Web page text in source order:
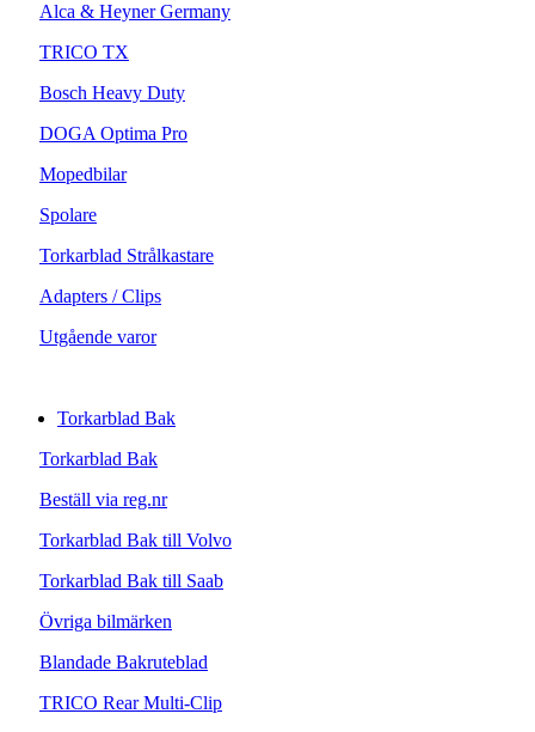
Alca & Heyner Germany
TRICO TX
Bosch Heavy Duty
DOGA Optima Pro
Mopedbilar
Spolare
Torkarblad Strålkastare
Adapters / Clips
Utgående varor
Torkarblad Bak
Torkarblad Bak
Beställ via reg.nr
Torkarblad Bak till Volvo
Torkarblad Bak till Saab
Övriga bilmärken
Blandade Bakruteblad
TRICO Rear Multi-Clip